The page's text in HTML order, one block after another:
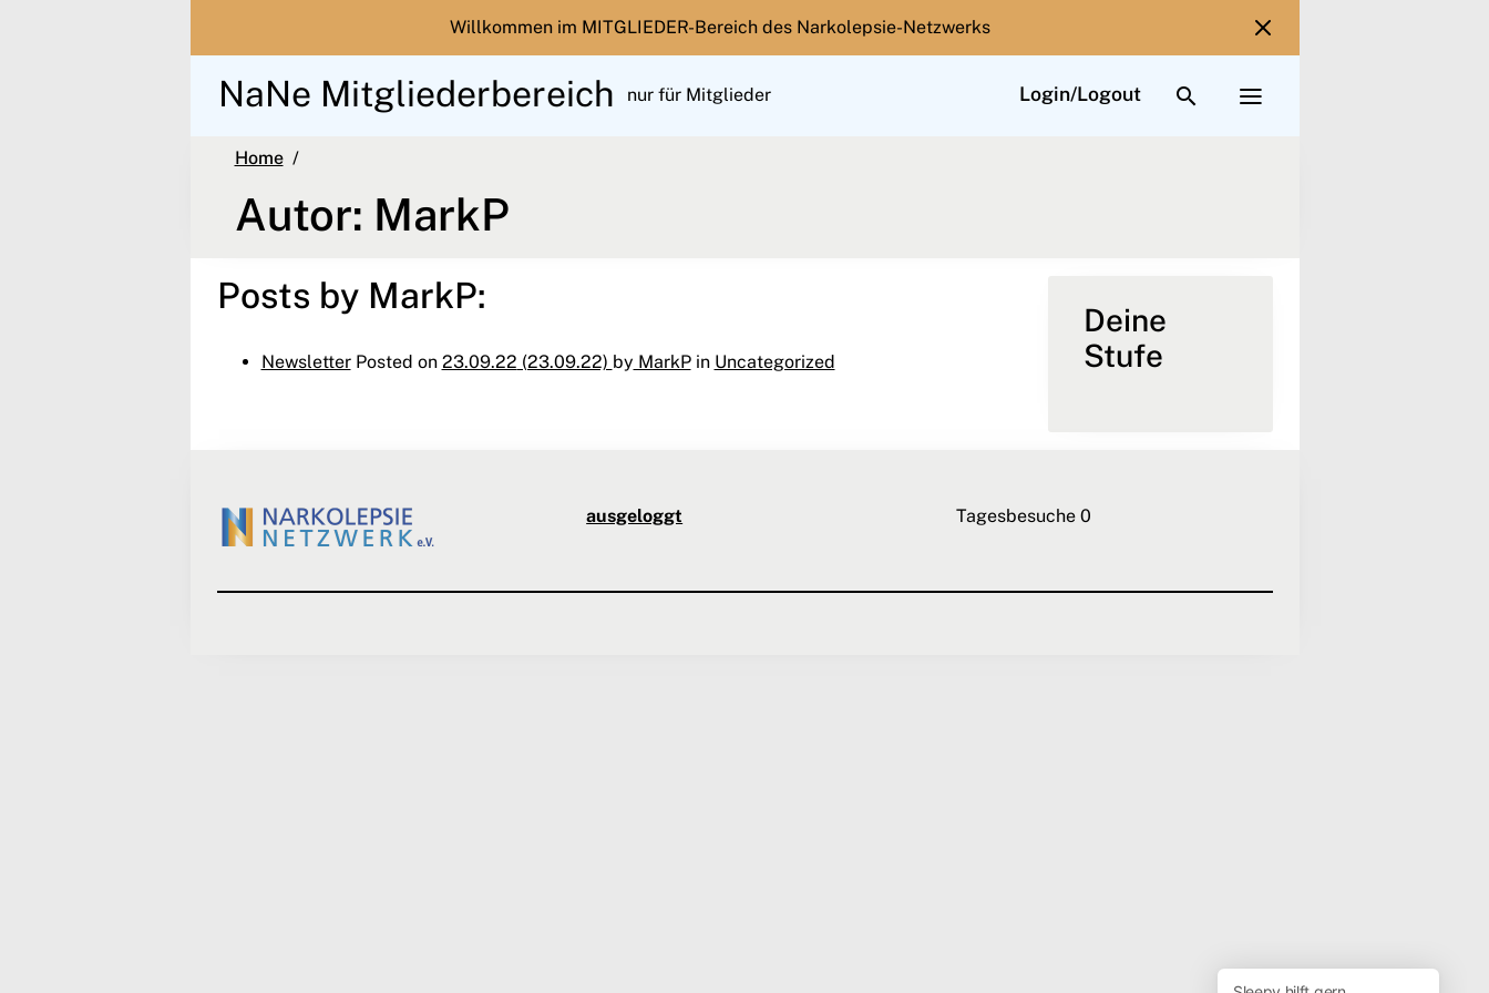
Willkommen im MITGLIEDER-Bereich des Narkolepsie-Netzwerks
NaNe Mitgliederbereich nur für Mitglieder Login/Logout TOGGLE SEARCH INTERFACE
TOGGLE EXTENDED
Home
Autor: MarkP
Posts by MarkP:
Newsletter Posted on 23.09.22 (23.09.22) by MarkPin Uncategorized
Deine
Stufe
ausgeloggt Tagesbesuche 0